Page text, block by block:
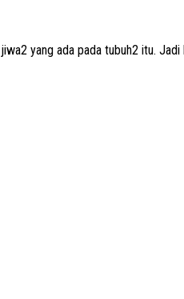
yang ada pada tubuh2 itu.